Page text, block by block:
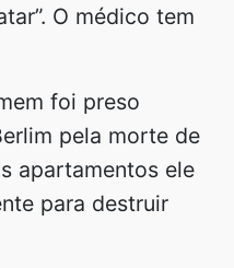
O médico tem
foi preso
pela morte de
apartamentos ele
para destruir